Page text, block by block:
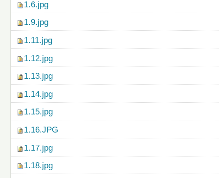
1.6.jpg
1.9.jpg
1.11.jpg
1.12.jpg
1.13.jpg
1.14.jpg
1.15.jpg
1.16.JPG
1.17.jpg
1.18.jpg